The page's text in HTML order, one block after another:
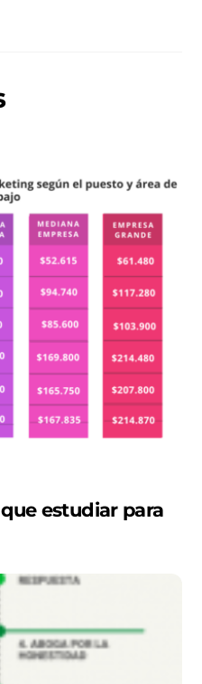
estudiar para